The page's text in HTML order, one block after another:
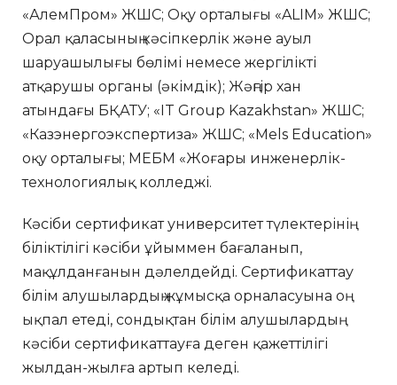
«АлемПром» ЖШС; Оқу орталығы «ALIM» ЖШС;
Орал қаласының кәсіпкерлік және ауыл
шаруашылығы бөлімі немесе жергілікті
атқарушы органы (әкімдік); Жәңгір хан
атындағы БҚАТУ; «IT Group Kazakhstan» ЖШС;
«Казэнергоэкспертиза» ЖШС; «Mels Education»
оқу орталығы; МЕБМ «Жоғары инженерлік-
технологиялық колледжі.
Кәсіби сертификат университет түлектерінің
біліктілігі кәсіби ұйыммен бағаланып,
мақұлданғанын дәлелдейді. Сертификаттау
білім алушылардың жұмысқа орналасуына оң
ықпал етеді, сондықтан білім алушылардың
кәсіби сертификаттауға деген қажеттілігі
жылдан-жылға артып келеді.